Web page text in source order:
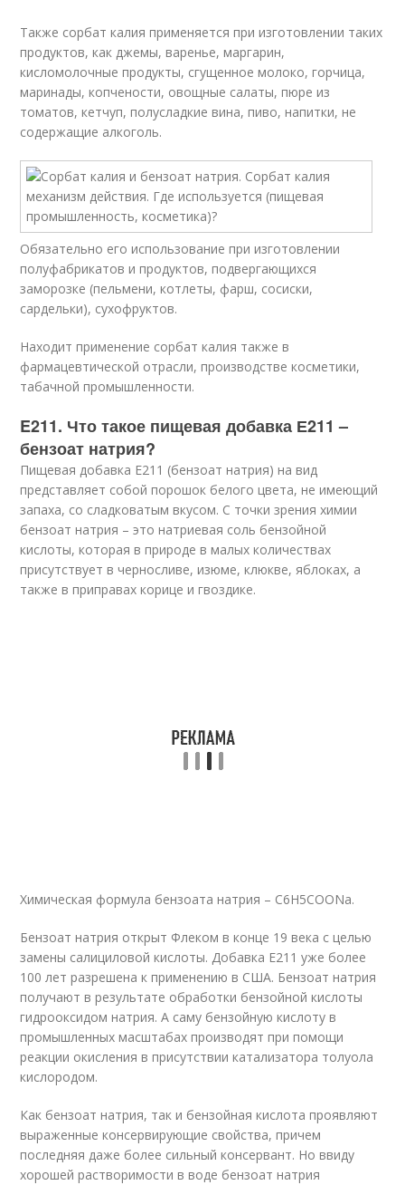
Также сорбат калия применяется при изготовлении таких
продуктов, как джемы, варенье, маргарин,
кисломолочные продукты, сгущенное молоко, горчица,
маринады, копчености, овощные салаты, пюре из
томатов, кетчуп, полусладкие вина, пиво, напитки, не
содержащие алкоголь.
Обязательно его использование при изготовлении
полуфабрикатов и продуктов, подвергающихся
заморозке (пельмени, котлеты, фарш, сосиски,
сардельки), сухофруктов.
Находит применение сорбат калия также в
фармацевтической отрасли, производстве косметики,
табачной промышленности.
E211. Что такое пищевая добавка Е211 –
бензоат натрия?
Пищевая добавка Е211 (бензоат натрия) на вид
представляет собой порошок белого цвета, не имеющий
запаха, со сладковатым вкусом. С точки зрения химии
бензоат натрия – это натриевая соль бензойной
кислоты, которая в природе в малых количествах
присутствует в черносливе, изюме, клюкве, яблоках, а
также в приправах корице и гвоздике.
Химическая формула бензоата натрия – C6H5COONa.
Бензоат натрия открыт Флеком в конце 19 века с целью
замены салициловой кислоты. Добавка Е211 уже более
100 лет разрешена к применению в США. Бензоат натрия
получают в результате обработки бензойной кислоты
гидрооксидом натрия. А саму бензойную кислоту в
промышленных масштабах производят при помощи
реакции окисления в присутствии катализатора толуола
кислородом.
Как бензоат натрия, так и бензойная кислота проявляют
выраженные консервирующие свойства, причем
последняя даже более сильный консервант. Но ввиду
хорошей растворимости в воде бензоат натрия